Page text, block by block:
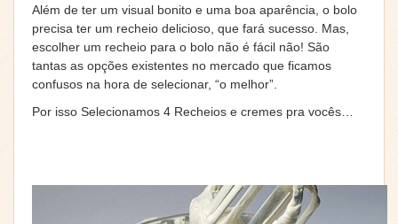
Além de ter um visual bonito e uma boa aparência, o bolo
precisa ter um recheio delicioso, que fará sucesso. Mas,
escolher um recheio para o bolo não é fácil não! São
tantas as opções existentes no mercado que ficamos
confusos na hora de selecionar, “o melhor”.
Por isso Selecionamos 4 Recheios e cremes pra vocês…